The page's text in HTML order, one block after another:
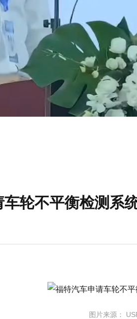
轮不平衡检测系
图片来源：